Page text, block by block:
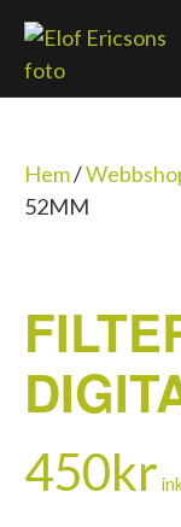
Hem/
52MM
450kr